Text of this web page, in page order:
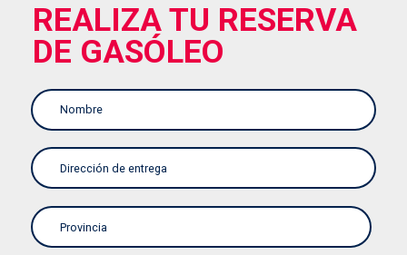
REALIZA TU RESERVA
DE GASÓLEO